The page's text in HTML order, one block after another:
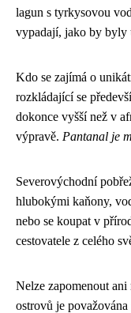
lagun s tyrkysovou
vypadají, jako by byly
Kdo se zajímá o
rozkládající se
dokonce vyšší než v
výpravě. Pantanal je
Severovýchodní
hlubokými kaňony,
nebo se koupat v
cestovatele z celého
Nelze zapomenout ani
ostrovů je